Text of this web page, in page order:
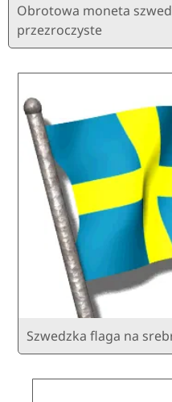
Obrotowa moneta
przezroczyste
Szwedzka flaga na